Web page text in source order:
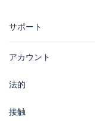
サポート
アカウント
法的
接触